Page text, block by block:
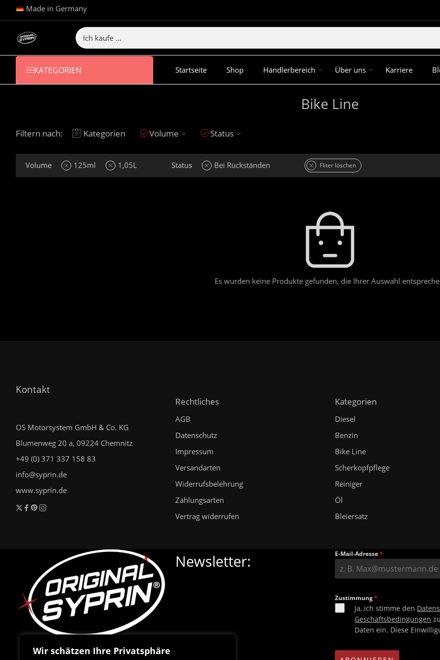
Wir schätzen Ihre Privatsphäre
Made in Germany
KATEGORIEN Startseite Shop Händlerbereich Über uns Karriere
Bike Line
Filtern nach: Kategorien Volume Status
Volume 125ml 1,05L Status Bei Rückständen Fliter löschen
Es wurden keine Produkte gefunden, die Ihrer Auswahl
Kontakt
OS Motorsystem GmbH & Co. KG
Blumenweg 20 a, 09224 Chemnitz
+49 (0) 371 337 158 83
info@syprin.de
www.syprin.de
Rechtliches
AGB
Datenschutz
Impressum
Versandarten
Widerrufsbelehrung
Zahlungsarten
Vertrag widerrufen
Kategorien
Diesel
Benzin
Bike Line
Scherkopfpflege
Reiniger
Öl
Bleiersatz
Newsletter: E-Mail-Adresse*
Zustimmung*
Ja, ich stimme den
Geschäftsbedingungen
Daten ein. Diese